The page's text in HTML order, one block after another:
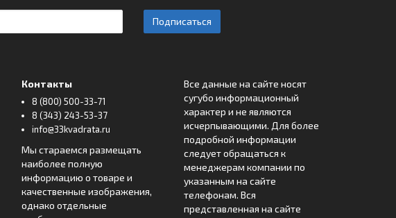
Подписаться
Контакты
8 (800) 500-33-71
8 (343) 243-53-37
info@33kvadrata.ru
Мы стараемся размещать
наиболее полную
информацию о товаре и
качественные изображения,
однако отдельные
Все данные на сайте носят
сугубо информационный
характер и не являются
исчерпывающими. Для более
подробной информации
следует обращаться к
менеджерам компании по
указанным на сайте
телефонам. Вся
представленная на сайте